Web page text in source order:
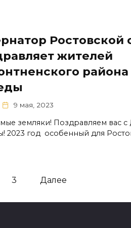
Ростовской
жителей
9 мая, 2023
земляки! Поздравляем вас
2023 год особенный для
3 Далее